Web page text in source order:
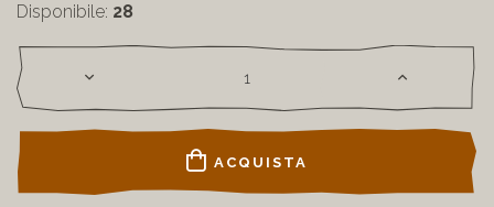
Disponibile: 28
ACQUISTA